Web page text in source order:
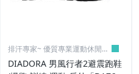
排汗專家~ 優質專業運動休閒賣
DIADORA 男風行者2避震跑鞋